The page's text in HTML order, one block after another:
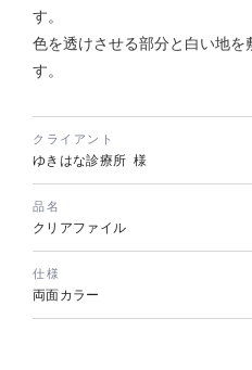
株式会社KDK様 コーポレート
コーポレートサイト
#メーカー・製造業・工業・インフ
#レスポンシブWebデザイン
す。
色を透けさせる部分と白い地を
す。
クライアント
ゆきはな診療所 様
品名
クリアファイル
仕様
両面カラー